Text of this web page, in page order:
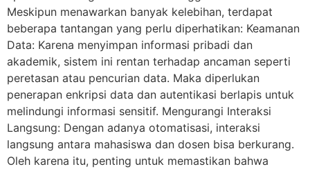
Meskipun menawarkan banyak kelebihan, terdapat
beberapa tantangan yang perlu diperhatikan: Keamanan
Data: Karena menyimpan informasi pribadi dan
akademik, sistem ini rentan terhadap ancaman seperti
peretasan atau pencurian data. Maka diperlukan
penerapan enkripsi data dan autentikasi berlapis untuk
melindungi informasi sensitif. Mengurangi Interaksi
Langsung: Dengan adanya otomatisasi, interaksi
langsung antara mahasiswa dan dosen bisa berkurang.
Oleh karena itu, penting untuk memastikan bahwa